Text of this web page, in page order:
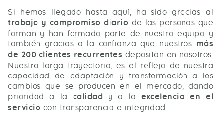
Si hemos llegado hasta aquí, ha sido gracias al
trabajo y compromiso diario de las personas que
forman y han formado parte de nuestro equipo y
también gracias a la confianza que nuestros más
de 200 clientes recurrentes depositan en nosotros.
Nuestra larga trayectoria, es el reflejo de nuestra
capacidad de adaptación y transformación a los
cambios que se producen en el mercado, dando
prioridad a la calidad y a laexcelencia en el
servicio con transparencia e integridad.